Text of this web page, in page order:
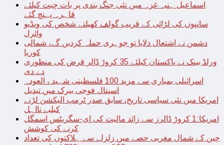
اسماعیل ہنیہ غزہ میں نئی جنگ بندی پر بات چیت کیلئے
قاہرہ پہنچ گئے
سانپوں کی لڑائی کے قریب گولف کھیلتے شخص کی ویڈیو
وائرل
دشمن نے اشتعال دلایا تو جوہری حملہ کردیں گے، شمالی
کوریا
ورلڈ بینک نے پاکستان کیلئے 35 کروڑ ڈالر قرض کی منظوری
دے دی
اسرائیلی بمباری سے مزید 100 فلسطینی شہید ، العودہ
اسپتال فوجی بیرک میں تبدیل
امریکا میں نئی سیاسی تاریخ، سابق صدر ٹرمپ الیکشن لڑنے
کیلیے نااہل
امریکا:1 کروڑ ڈالرز سے زائد مالیت کی ای-سگریٹس اسمگل
کرنے کی کوشش
چین کے شمال مغربی حصے میں زلزلے سے ہلاکتوں کی تعداد